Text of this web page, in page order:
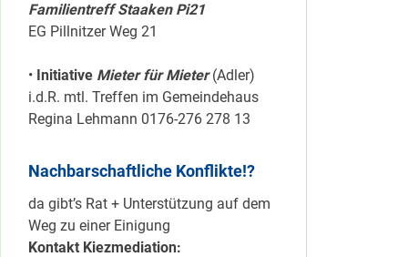
Familientreff Staaken Pi21
EG Pillnitzer Weg 21
• Initiative Mieter für Mieter(Adler)
i.d.R. mtl. Treffen im Gemeindehaus
Regina Lehmann 0176-276 278 13
Nachbarschaftliche Konflikte!?
da gibt’s Rat + Unterstützung auf dem
Weg zu einer Einigung
Kontakt Kiezmediation: